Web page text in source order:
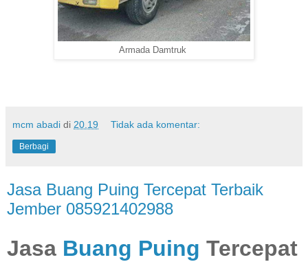
Armada Damtruk
mcm abadi di 20.19 Tidak ada komentar:
Berbagi
Jasa Buang Puing Tercepat Terbaik
Jember 085921402988
Jasa Buang Puing Tercepat